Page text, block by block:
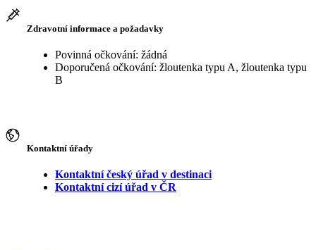
Zdravotní informace a požadavky
Povinná očkování: žádná
Doporučená očkování: žloutenka typu A, žloutenka typu
B
Kontaktní úřady
Kontaktní český úřad v destinaci
Kontaktní cizí úřad v ČR